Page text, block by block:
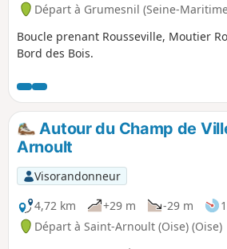
Départ à Grumesnil (Seine-
Boucle prenant Rousseville, Moutier
Bord des Bois.
Autour du Champ de
Arnoult
Visorandonneur
4,72 km
+29 m -29 m
Départ à Saint-Arnoult (Oise) (Oise)